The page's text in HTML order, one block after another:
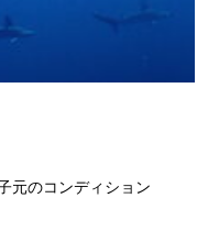
元のコンディション